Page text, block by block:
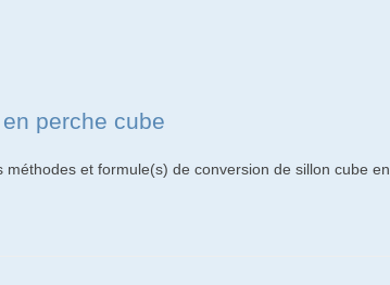
perche cube
et formule(s) de conversion de sillon cube en